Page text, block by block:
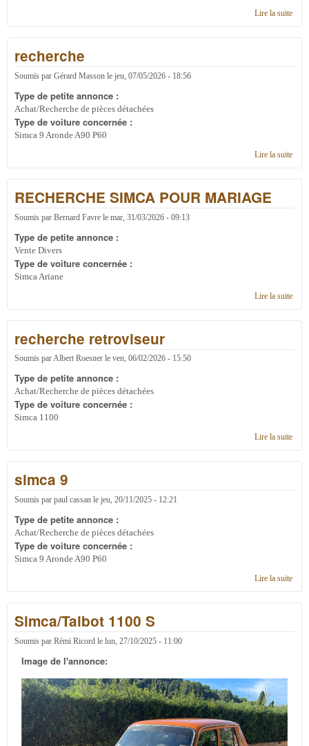
Lire la suitede
recherche
Soumis par Gérard Masson le jeu, 07/05/2026 - 18:56
Type de petite annonce :
Achat/Recherche de pièces détachées
Type de voiture concernée :
Simca 9 Aronde A90 P60
Lire la suitede
RECHERCHE SIMCA POUR MARIAGE
Soumis par Bernard Favre le mar, 31/03/2026 - 09:13
Type de petite annonce :
Vente Divers
Type de voiture concernée :
Simca Ariane
Lire la suitede
recherche retroviseur
Soumis parAlbert Roesner le ven, 06/02/2026 - 15:50
Type de petite annonce :
Achat/Recherche de pièces détachées
Type de voiture concernée :
Simca 1100
Lire la suitede
simca 9
Soumis par paul cassan le jeu, 20/11/2025 - 12:21
Type de petite annonce :
Achat/Recherche de pièces détachées
Type de voiture concernée :
Simca 9 Aronde A90 P60
Lire la suitede
Simca/Talbot 1100 S
Soumis par Rémi Ricord le lun, 27/10/2025 - 11:00
Image de l'annonce: